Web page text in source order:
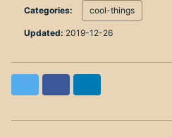
Categories: cool-things
Updated: 2019-12-26